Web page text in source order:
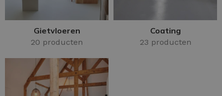
Gietvloeren
20 producten
Coating
23 producten